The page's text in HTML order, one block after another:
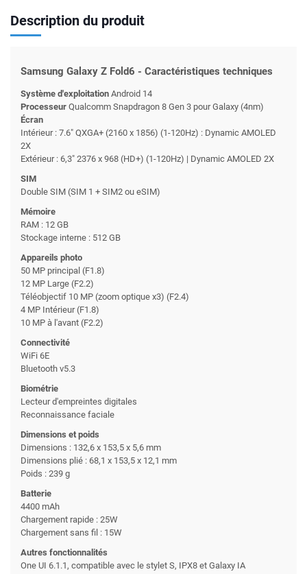
Description du produit
Samsung Galaxy Z Fold6 - Caractéristiques techniques
Système d'exploitation Android 14
Processeur Qualcomm Snapdragon 8 Gen 3 pour Galaxy (4nm)
Écran
Intérieur : 7.6" QXGA+ (2160 x 1856) (1-120Hz) : Dynamic AMOLED
2X
Extérieur : 6,3" 2376 x 968 (HD+) (1-120Hz) | Dynamic AMOLED 2X
SIM
Double SIM (SIM 1 + SIM2 ou eSIM)
Mémoire
RAM : 12 GB
Stockage interne : 512 GB
Appareils photo
50 MP principal (F1.8)
12 MP Large (F2.2)
Téléobjectif 10 MP (zoom optique x3) (F2.4)
4 MP Intérieur (F1.8)
10 MP à l'avant (F2.2)
Connectivité
WiFi 6E
Bluetooth v5.3
Biométrie
Lecteur d'empreintes digitales
Reconnaissance faciale
Dimensions et poids
Dimensions : 132,6 x 153,5 x 5,6 mm
Dimensions plié : 68,1 x 153,5 x 12,1 mm
Poids : 239 g
Batterie
4400 mAh
Chargement rapide : 25W
Chargement sans fil : 15W
Autres fonctionnalités
One UI 6.1.1, compatible avec le stylet S, IPX8 et Galaxy IA